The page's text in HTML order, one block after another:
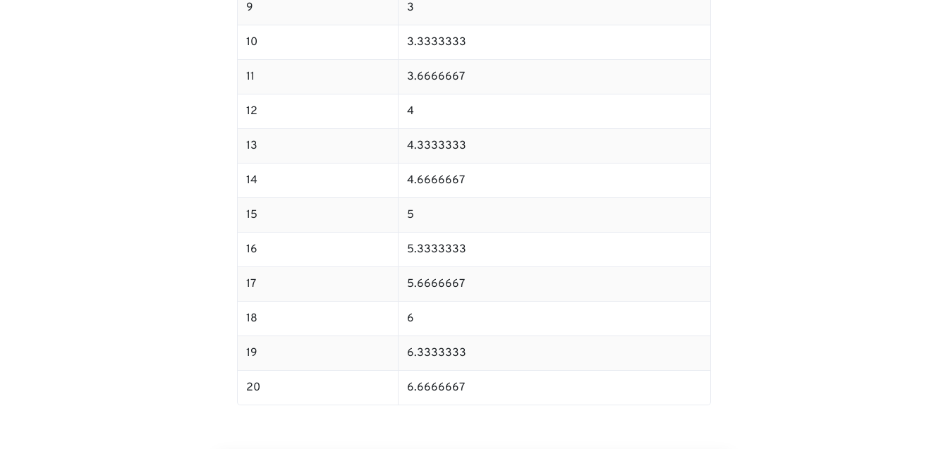
9 3
10 3.3333333
11 3.6666667
12 4
13 4.3333333
14 4.6666667
15 5
16 5.3333333
17 5.6666667
18 6
19 6.3333333
20 6.6666667